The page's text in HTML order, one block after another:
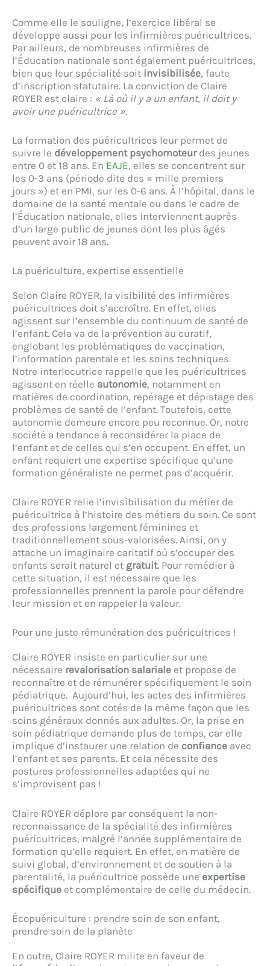
Comme elle le souligne, l’exercice libéral se
développe aussi pour les infirmières puéricultrices.
Par ailleurs, de nombreuses infirmières de
l’Éducation nationale sont également puéricultrices,
bien que leur spécialité soit invisibilisée, faute
d’inscription statutaire. La conviction de Claire
ROYER est claire : « Là où il y a un enfant, il doit y
avoir une puéricultrice ».
La formation des puéricultrices leur permet de
suivre le développement psychomoteurdes jeunes
entre 0 et 18 ans. En EAJE, elles se concentrent sur
les 0-3 ans (période dite des « mille premiers
jours ») et en PMI, sur les 0-6 ans. À l’hôpital, dans le
domaine de la santé mentale ou dans le cadre de
l’Éducation nationale, elles interviennent auprès
d’un large public de jeunes dont les plus âgés
peuvent avoir 18 ans.
La puériculture, expertise essentielle
Selon Claire ROYER, la visibilité des infirmières
puéricultrices doit s’accroître. En effet, elles
agissent sur l’ensemble du continuum de santé de
l’enfant. Cela va de la prévention au curatif,
englobant les problématiques de vaccination,
l’information parentale et les soins techniques.
Notre interlocutrice rappelle que les puéricultrices
agissent en réelle autonomie, notamment en
matières de coordination, repérage et dépistage des
problèmes de santé de l’enfant. Toutefois, cette
autonomie demeure encore peu reconnue. Or, notre
société a tendance à reconsidérer la place de
l’enfant et de celles qui s’en occupent. En effet, un
enfant requiert une expertise spécifique qu’une
formation généraliste ne permet pas d’acquérir.
Claire ROYER relie l’invisibilisation du métier de
puéricultrice à l’histoire des métiers du soin. Ce sont
des professions largement féminines et
traditionnellement sous-valorisées. Ainsi, on y
attache un imaginaire caritatif où s’occuper des
enfants serait naturel et gratuit. Pour remédier à
cette situation, il est nécessaire que les
professionnelles prennent la parole pour défendre
leur mission et en rappeler la valeur.
Pour une juste rémunération des puéricultrices !
Claire ROYER insiste en particulier sur une
nécessaire revalorisation salariale et propose de
reconnaître et de rémunérer spécifiquement le soin
pédiatrique. Aujourd’hui, les actes des infirmières
puéricultrices sont cotés de la même façon que les
soins généraux donnés aux adultes. Or, la prise en
soin pédiatrique demande plus de temps, car elle
implique d’instaurer une relation de confiance avec
l’enfant et ses parents. Et cela nécessite des
postures professionnelles adaptées qui ne
s’improvisent pas !
Claire ROYER déplore par conséquent la non-
reconnaissance de la spécialité des infirmières
puéricultrices, malgré l’année supplémentaire de
formation qu’elle requiert. En effet, en matière de
suivi global, d’environnement et de soutien à la
parentalité, la puéricultrice possède une expertise
spécifique et complémentaire de celle du médecin.
Écopuériculture : prendre soin de son enfant,
prendre soin de la planète
En outre, Claire ROYER milite en faveur de